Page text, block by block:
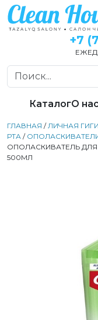
+7
КаталогО нас
ГЛАВНАЯ /ЛИЧНАЯ
РТА /
ОПОЛАСКИВАТЕЛЬ ДЛЯ
500МЛ